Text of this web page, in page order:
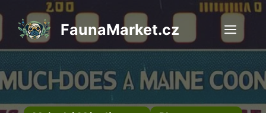
obsah
FaunaMarket.cz